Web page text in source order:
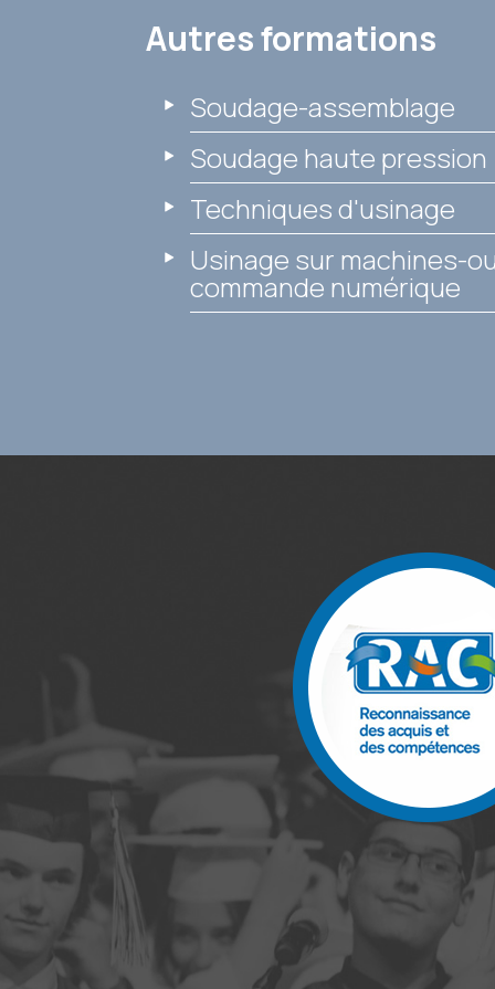
Autres formations
Soudage-assemblage
Soudage haute pression
Techniques d'usinage
Usinage sur machines-
commande numérique